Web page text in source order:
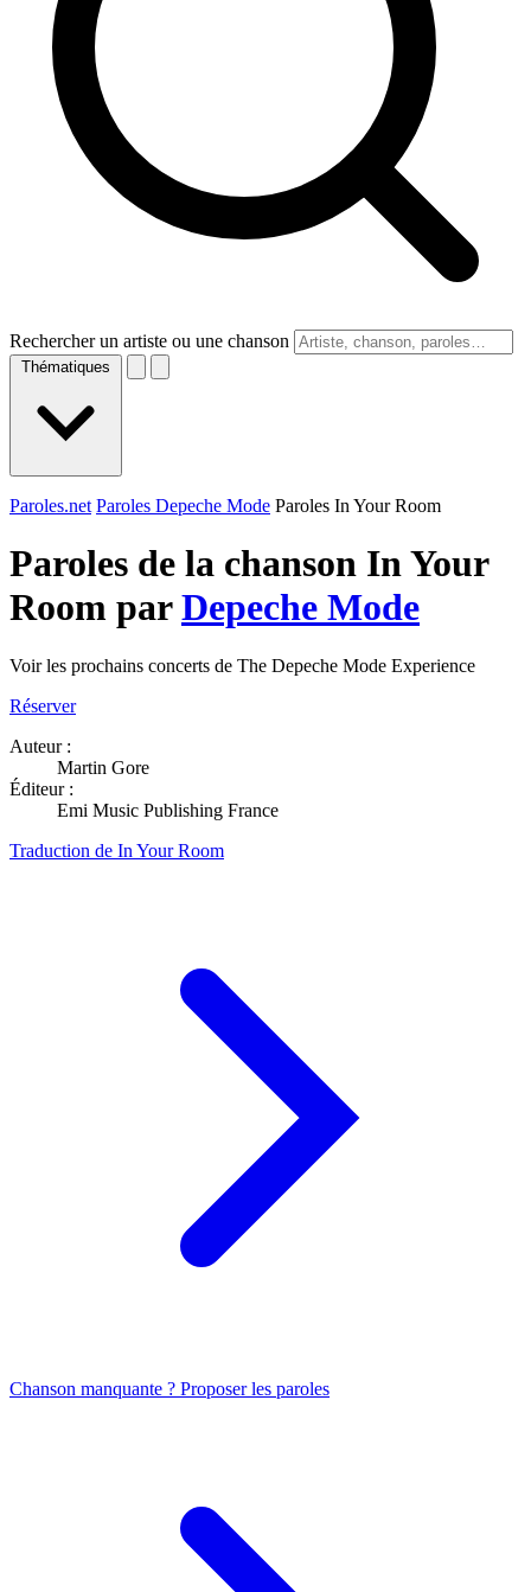
Rechercher un artiste ou une chanson
Thématiques
Paroles.net Paroles Depeche Mode Paroles In Your Room
Paroles de la chanson In Your
Room parDepeche Mode
Voir les prochains concerts de The Depeche Mode Experience
Réserver
Auteur :
Martin Gore
Éditeur :
Emi Music Publishing France
Traduction de In Your Room
Chanson manquante ? Proposer les paroles